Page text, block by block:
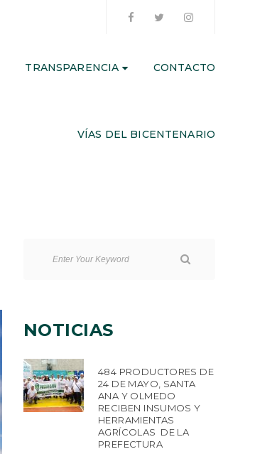
TRANSPARENCIA CONTACTO
VÍAS DEL BICENTENARIO
NOTICIAS
484 PRODUCTORES DE
24 DE MAYO, SANTA
ANA Y OLMEDO
RECIBEN INSUMOS Y
HERRAMIENTAS
AGRÍCOLAS DE LA
PREFECTURA